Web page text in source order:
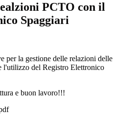
PCTO con il
Spaggiari
per la gestione delle relazioni delle
l'utilizzo del Registro Elettronico
e buon lavoro!!!